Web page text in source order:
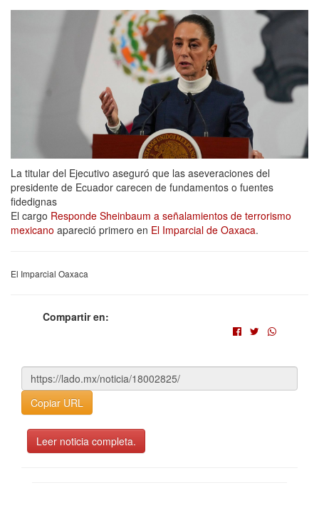
La titular del Ejecutivo aseguró que las aseveraciones del
presidente de Ecuador carecen de fundamentos o fuentes
fidedignas
El cargo Responde Sheinbaum a señalamientos de terrorismo
mexicano apareció primero en El Imparcial de Oaxaca.
El Imparcial Oaxaca
Compartir en:
Copiar URL
Leer noticia completa.